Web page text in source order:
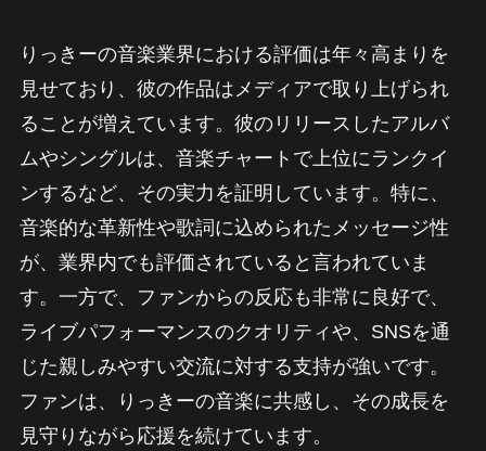
りっきーの音楽業界における評価は年々高まりを
見せており、彼の作品はメディアで取り上げられ
ることが増えています。彼のリリースしたアルバ
ムやシングルは、音楽チャートで上位にランクイ
ンするなど、その実力を証明しています。特に、
音楽的な革新性や歌詞に込められたメッセージ性
が、業界内でも評価されていると言われていま
す。一方で、ファンからの反応も非常に良好で、
ライブパフォーマンスのクオリティや、SNSを通
じた親しみやすい交流に対する支持が強いです。
ファンは、りっきーの音楽に共感し、その成長を
見守りながら応援を続けています。